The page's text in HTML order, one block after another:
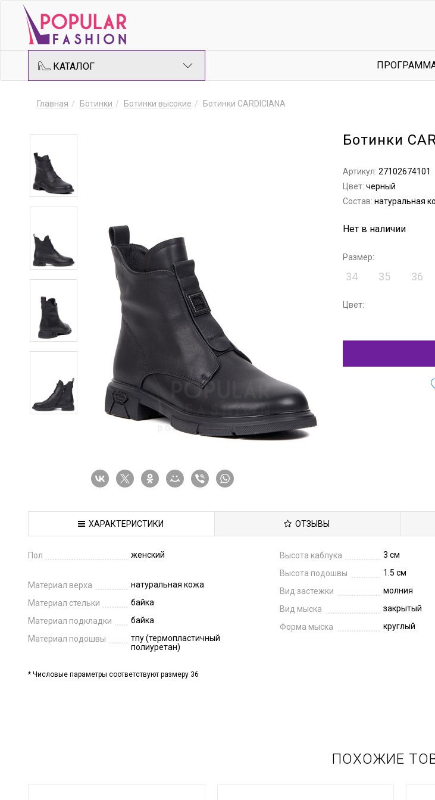
КАТАЛОГ
Главная Ботинки Ботинки высокие Ботинки CARDICIANA
Ботинки
Артикул:27102674101
Цвет:черный
Состав:натуральная
Нет в наличии
Размер:
34 35 36
Цвет:
ХАРАКТЕРИСТИКИ ОТЗЫВЫ
Пол женский
Материал верха
натуральная кожа
Материал стельки
байка
Материал подкладки
байка
Материал подошвы
тпу (термопластичный
полиуретан)
Высота каблука
3 см
Высота подошвы
1.5 см
Вид застежки
молния
Вид мыска
закрытый
Форма мыска
круглый
* Числовые параметры соответствуют размеру 36
ПОХОЖИЕ